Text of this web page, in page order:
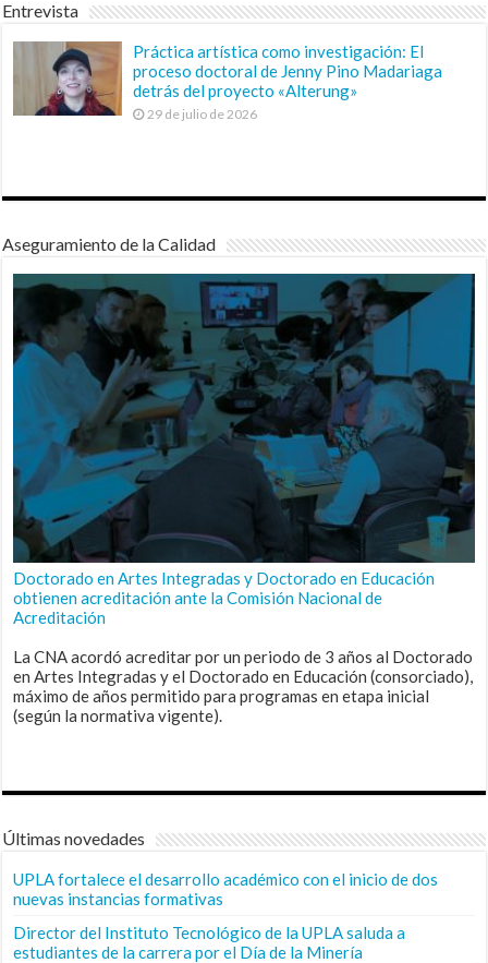
Entrevista
Práctica artística como investigación: El
proceso doctoral de Jenny Pino Madariaga
detrás del proyecto «Alterung»
29 de julio de 2026
Aseguramiento de la Calidad
Doctorado en Artes Integradas y Doctorado en Educación
obtienen acreditación ante la Comisión Nacional de
Acreditación
La CNA acordó acreditar por un periodo de 3 años al Doctorado
en Artes Integradas y el Doctorado en Educación (consorciado),
máximo de años permitido para programas en etapa inicial
(según la normativa vigente).
Últimas novedades
UPLA fortalece el desarrollo académico con el inicio de dos
nuevas instancias formativas
Director del Instituto Tecnológico de la UPLA saluda a
estudiantes de la carrera por el Día de la Minería